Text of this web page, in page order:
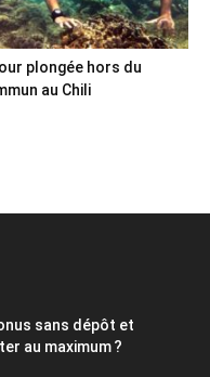
plongée hors du
au Chili
sans dépôt et
au maximum ?